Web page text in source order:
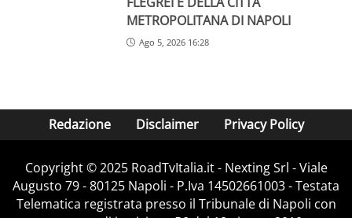
METROPOLITANA DI NAPOLI
Ago 5, 2026 16:28
Redazione Disclaimer Privacy Policy
Copyright ©️ 2025 RoadTvItalia.it - Nexting Srl - Viale
Augusto 79 - 80125 Napoli - P.Iva 14502661003 - Testata
Telematica registrata presso il Tribunale di Napoli con